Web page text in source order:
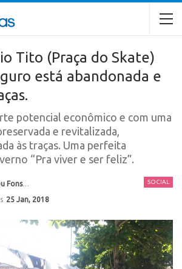
Tito (Praça do Skate)
está abandonada e
potencial econômico e com uma
e revitalizada,
às traças. Uma perfeita
“Pra viver e ser feliz”.
SOCIAL
25 Jan, 2018